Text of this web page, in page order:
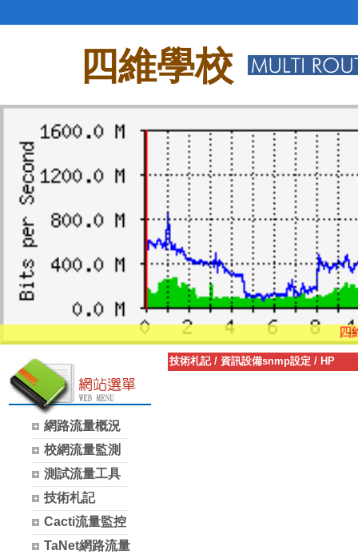
四維學校
四
網路流量概況
校網流量監測
測試流量工具
技術札記
Cacti流量監控
TaNet網路流量
技術札記/ 資訊設備snmp設定 / HP